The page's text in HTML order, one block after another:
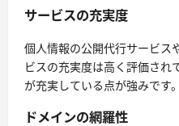
サービスの充実度
個人情報の公開代行サービス
ビスの充実度は高く評価され
が充実している点が強みです。
ドメインの網羅性